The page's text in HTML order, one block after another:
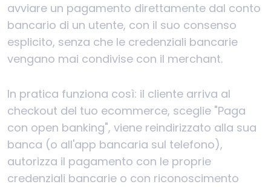
avviare un pagamento direttamente dal conto
bancario di un utente, con il suo consenso
esplicito, senza che le credenziali bancarie
vengano mai condivise con il merchant.
In pratica funziona così: il cliente arriva al
checkout del tuo ecommerce, sceglie "Paga
con open banking", viene reindirizzato alla sua
banca (o all'app bancaria sul telefono),
autorizza il pagamento con le proprie
credenziali bancarie o con riconoscimento